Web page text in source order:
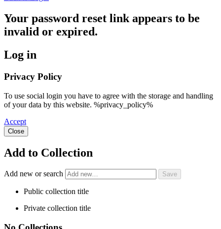
Your password reset link appears to be
invalid or expired.
Log in
Privacy Policy
To use social login you have to agree with the storage and handling
of your data by this website. %privacy_policy%
Accept
Close
Add to Collection
Add new or search
Public collection title
Private collection title